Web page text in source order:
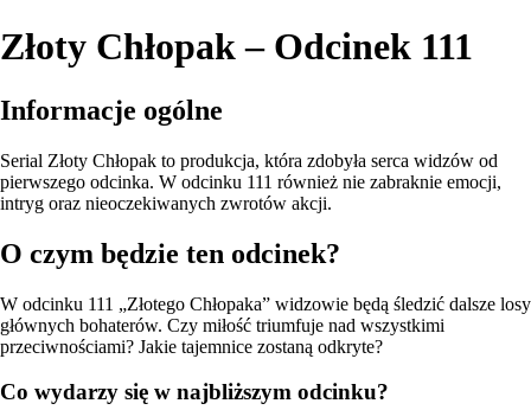
Złoty Chłopak – Odcinek 111
Informacje ogólne
Serial Złoty Chłopak to produkcja, która zdobyła serca widzów od
pierwszego odcinka. W odcinku 111 również nie zabraknie emocji,
intryg oraz nieoczekiwanych zwrotów akcji.
O czym będzie ten odcinek?
W odcinku 111 „Złotego Chłopaka” widzowie będą śledzić dalsze losy
głównych bohaterów. Czy miłość triumfuje nad wszystkimi
przeciwnościami? Jakie tajemnice zostaną odkryte?
Co wydarzy się w najbliższym odcinku?